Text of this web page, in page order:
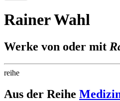
Rainer Wahl
Werke von oder mit
reihe
Aus der Reihe